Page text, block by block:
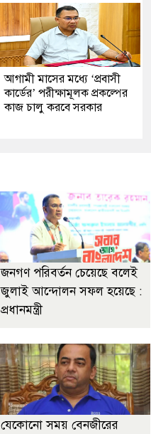
আগামী মাসের মধ্যে ‘প্রবাসী
কার্ডের’ পরীক্ষামূলক প্রকল্পের
কাজ চালু করবে সরকার
জনগণ পরিবর্তন চেয়েছে বলেই
জুলাই আন্দোলন সফল হয়েছে :
প্রধানমন্ত্রী
যেকোনো সময় বেনজীরের